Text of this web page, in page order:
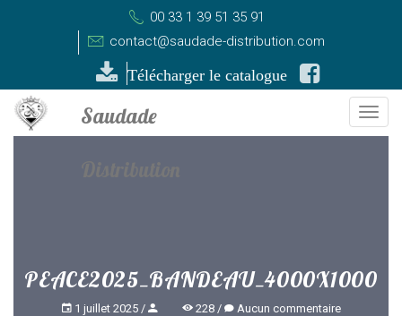
00 33 1 39 51 35 91
contact@saudade-distribution.com
Télécharger le catalogue
PEACE2025_BANDEAU_4000X1000
1 juillet 2025 228 Aucun commentaire